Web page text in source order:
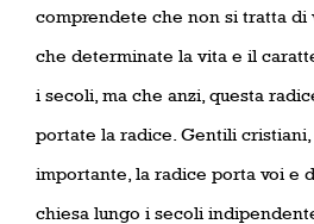
comprendete che non si tratta di
che determinate la vita e il
i secoli, ma che anzi, questa
portate la radice. Gentili
importante, la radice porta voi e
chiesa lungo i secoli